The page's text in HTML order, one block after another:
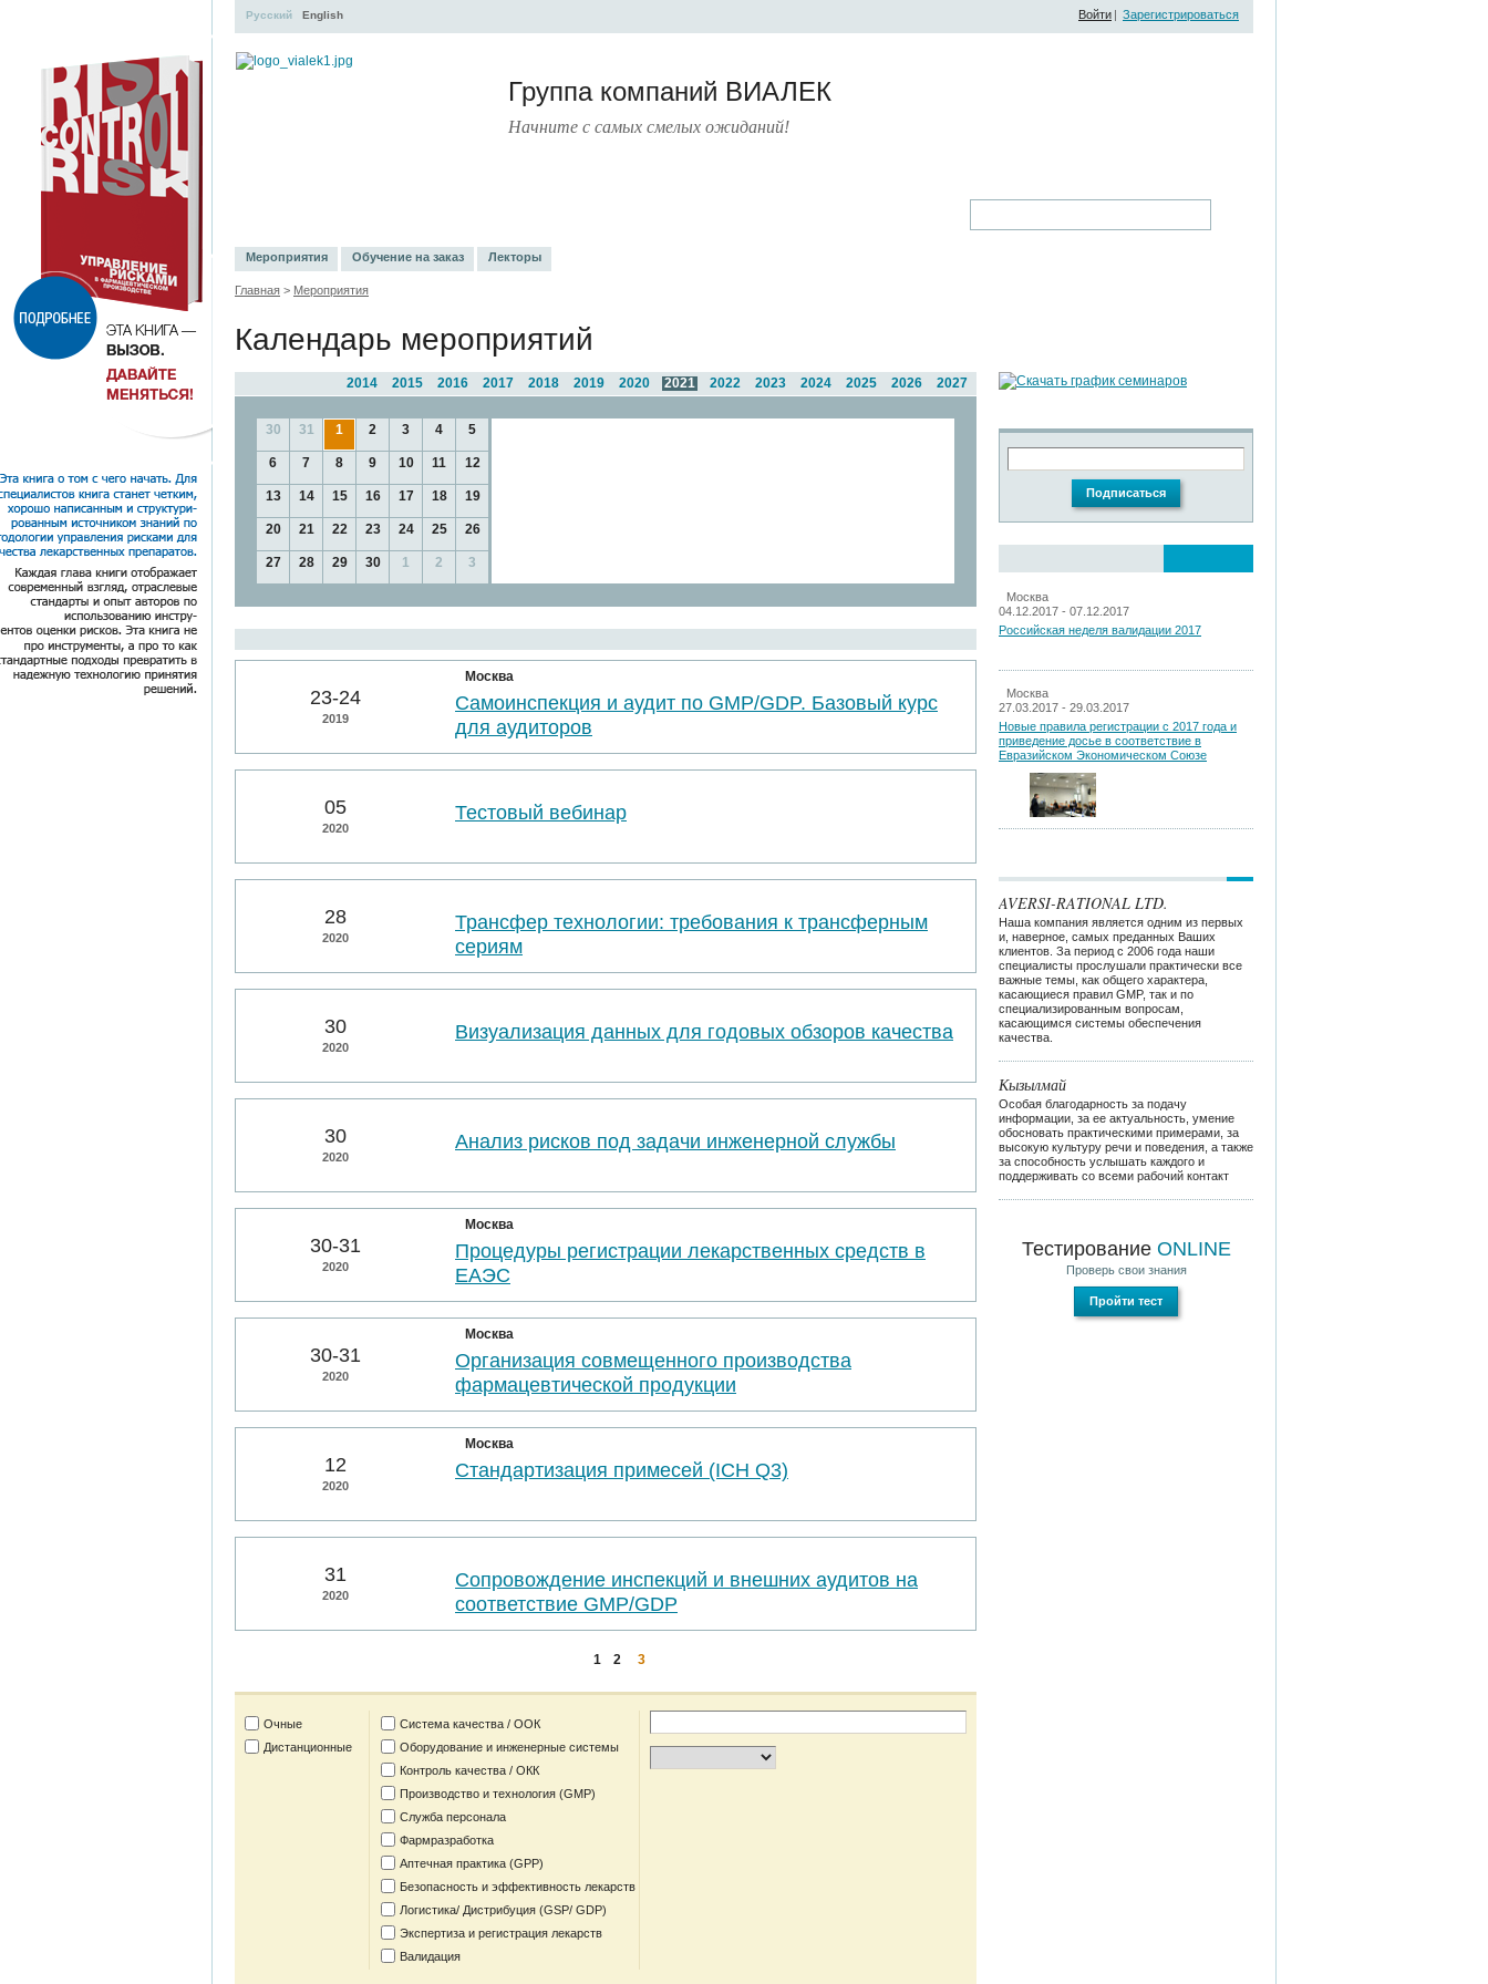
Группа компаний ВИАЛЕК
Начните с самых смелых ожиданий!
Русский English Войти | Зарегистрироваться
Мероприятия Обучение на заказ Лекторы
Главная > Мероприятия
Календарь мероприятий
2027
2026
2025
2024
2023
2022
2021
2020
2019
2018
2017
2016
2015
2014
30 31 1 2 3 4 5
6 7 8 9 10 11 12
13 14 15 16 17 18 19
20 21 22 23 24 25 26
27 28 29 30 1 2 3
23-24
2019
Москва
Самоинспекция и аудит по GMP/GDP. Базовый курс
для аудиторов
05
2020
Тестовый вебинар
28
2020
Трансфер технологии: требования к трансферным
сериям
30
2020
Визуализация данных для годовых обзоров качества
30
2020
Анализ рисков под задачи инженерной службы
30-31
2020
Москва
Процедуры регистрации лекарственных средств в
ЕАЭС
30-31
2020
Москва
Организация совмещенного производства
фармацевтической продукции
12
2020
Москва
Стандартизация примесей (ICH Q3)
31
2020
Сопровождение инспекций и внешних аудитов на
соответствие GMP/GDP
1 2 3
Очные
Дистанционные
Система качества / ООК
Оборудование и инженерные системы
Контроль качества / ОКК
Производство и технология (GMP)
Служба персонала
Фармразработка
Аптечная практика (GPP)
Безопасность и эффективность лекарств
Логистика/ Дистрибуция (GSP/ GDP)
Экспертиза и регистрация лекарств
Валидация
Москва
04.12.2017 - 07.12.2017
Российская неделя валидации 2017
Москва
27.03.2017 - 29.03.2017
Новые правила регистрации c 2017 года и
приведение досье в соответствие в
Евразийском Экономическом Союзе
AVERSI-RATIONAL LTD.
Наша компания является одним из первых
и, наверное, самых преданных Ваших
клиентов. За период с 2006 года наши
специалисты прослушали практически все
важные темы, как общего характера,
касающиеся правил GMP, так и по
специализированным вопросам,
касающимся системы обеспечения
качества.
Кызылмай
Особая благодарность за подачу
информации, за ее актуальность, умение
обосновать практическими примерами, за
высокую культуру речи и поведения, а также
за способность услышать каждого и
поддерживать со всеми рабочий контакт
Тестирование ONLINE
Проверь свои знания
Пройти тест